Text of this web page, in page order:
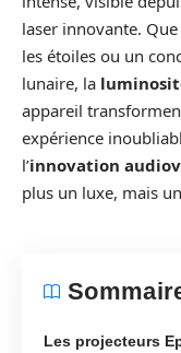
laser innovante.
les étoiles ou un
lunaire, la
appareil
expérience
l’innovation
plus un luxe, mais
Les projecteurs